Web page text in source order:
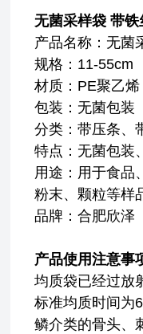
无菌采样袋 带
产品名称：无菌
规格：11-
材质：PE聚乙烯
包装：无菌包装
分类：带压条、
特点：无菌包装
用途：用于食品
粉末、颗粒等样
品牌：合肥欣泽
产品使用注意事
均质袋已经过放
标准均质时间为
鳞介类的骨头、